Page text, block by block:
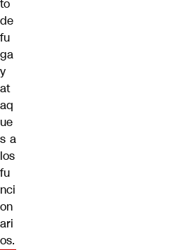
to
de
fu
ga
y
at
aq
ue
s a
los
fu
nci
on
ari
os.